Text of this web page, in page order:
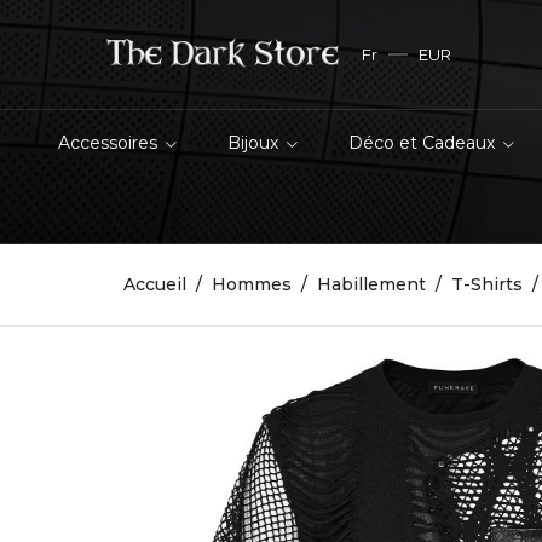
Fr EUR
Accessoires Bijoux Déco et Cadeaux
Accueil Hommes Habillement T-Shirts